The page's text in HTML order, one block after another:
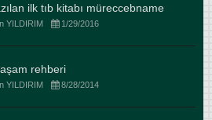
ilk tıb kitabı müreccebname
YILDIRIM 1/29/2016
rehberi
YILDIRIM 8/28/2014